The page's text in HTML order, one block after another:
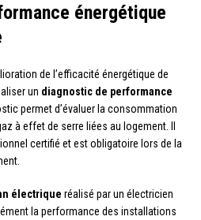
énergétique
de l’efficacité énergétique de
un diagnostic de performance
permet d’évaluer la consommation
à effet de serre liées au logement. Il
certifié et est obligatoire lors de la
électrique réalisé par un électricien
la performance des installations